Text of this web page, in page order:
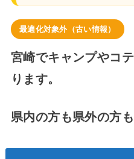
最適化対象外（古い情報）
宮崎でキャンプやコ
ります。
県内の方も県外の方